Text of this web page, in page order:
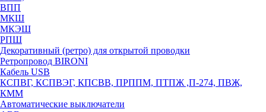
ВПП
МКШ
МКЭШ
РПШ
Декоративный (ретро) для открытой проводки
Ретропровод BIRONI
Кабель USB
КСПВГ, КСПВЭГ, КПСВВ, ПРППМ, ПТПЖ ,П-274, ПВЖ,
КММ
Автоматические выключатели